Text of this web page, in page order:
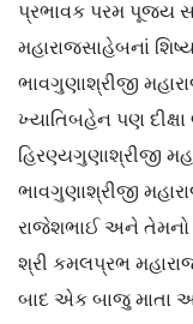
પ્રભાવક પરમ પૂજ્ય
મહારાજસાહેબનાં
ભાવગુણાશ્રીજી
ખ્યાતિબહેન પણ
હિરણ્યગુણાશ્રીજી
ભાવગુણાશ્રીજી
રાજેશભાઈ અને તેમનો
શ્રી કમલપ્રભ
બાદ એક બાજુ માતા